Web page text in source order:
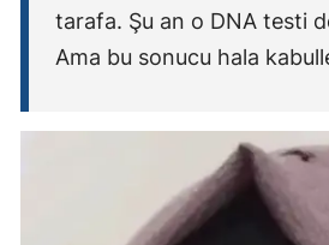
tarafa. Şu an o DNA testi
Ama bu sonucu hala